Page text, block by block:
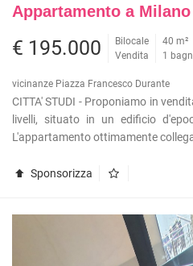
Appartamento a Milano
€ 195.000
Bilocale
Vendita
40 m²
1
vicinanze Piazza Francesco Durante
CITTA' STUDI - Proponiamo in
livelli, situato in un edificio
L'appartamento ottimamente
Sponsorizza